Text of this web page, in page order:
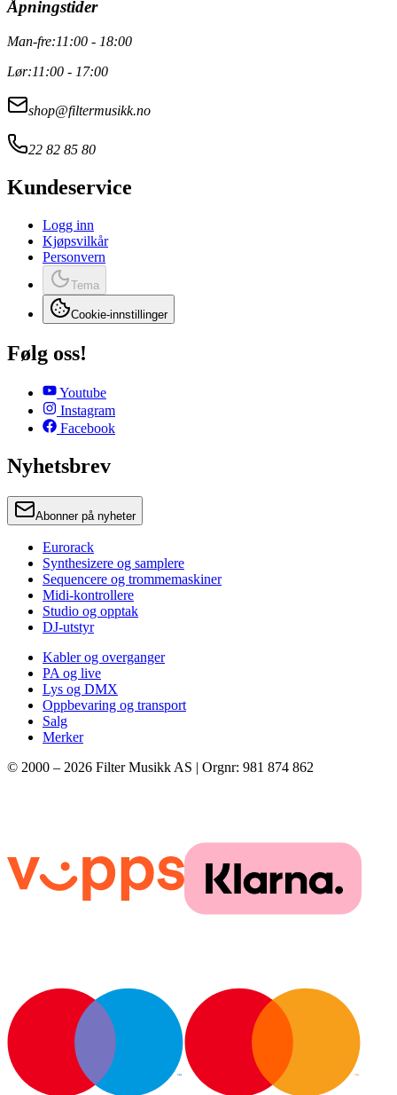
Åpningstider
Man-fre:11:00 - 18:00
Lør:11:00 - 17:00
shop@filtermusikk.no
22 82 85 80
Kundeservice
Logg inn
Kjøpsvilkår
Personvern
Tema
Cookie-innstillinger
Følg oss!
Youtube
Instagram
Facebook
Nyhetsbrev
Abonner på nyheter
Eurorack
Synthesizere og samplere
Sequencere og trommemaskiner
Midi-kontrollere
Studio og opptak
DJ-utstyr
Kabler og overganger
PA og live
Lys og DMX
Oppbevaring og transport
Salg
Merker
© 2000 – 2026 Filter Musikk AS | Orgnr: 981 874 862